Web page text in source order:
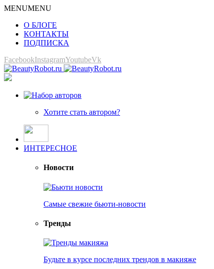
MENUMENU
О БЛОГЕ
КОНТАКТЫ
ПОДПИСКА
FacebookInstagramYoutubeVk
Хотите стать автором?
ИНТЕРЕСНОЕ
Новости
Самые свежие бьюти-новости
Тренды
Будьте в курсе последних трендов в макияже